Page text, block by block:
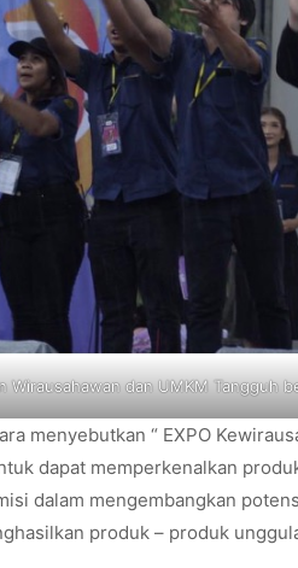
Wirausahawan dan UMKM Tangguh
menyebutkan “ EXPO
dapat memperkenalkan
dalam mengembangkan
produk – produk